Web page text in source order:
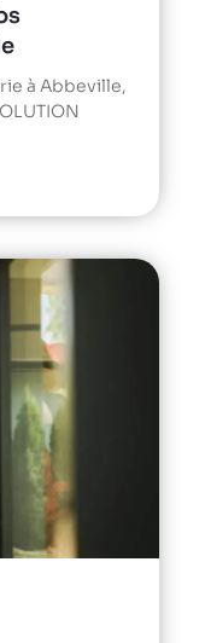
à Abbeville,